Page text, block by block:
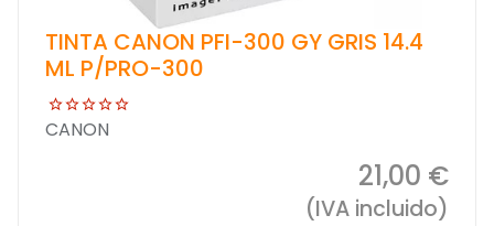
TINTA CANON PFI-300 GY GRIS 14.4
ML P/PRO-300
CANON
21,00 €
(IVA incluido)